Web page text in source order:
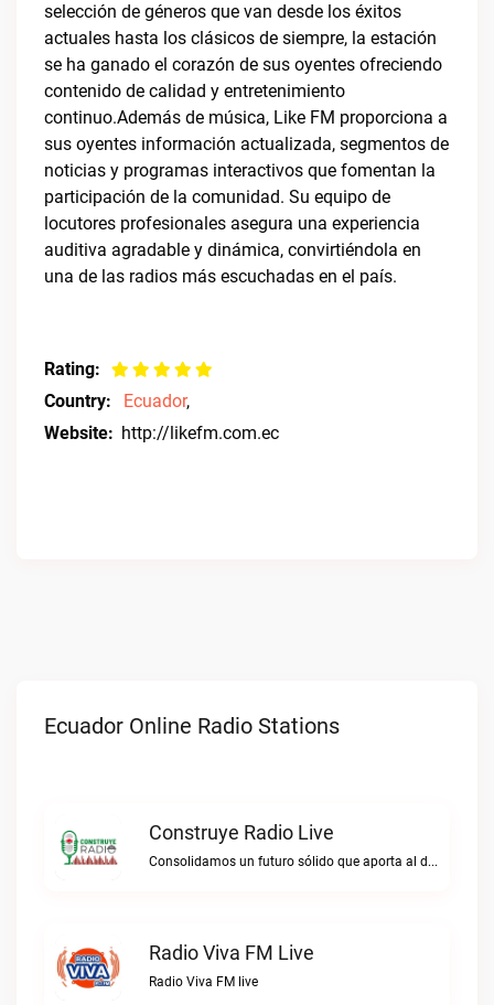
selección de géneros que van desde los éxitos
actuales hasta los clásicos de siempre, la estación
se ha ganado el corazón de sus oyentes ofreciendo
contenido de calidad y entretenimiento
continuo.Además de música, Like FM proporciona a
sus oyentes información actualizada, segmentos de
noticias y programas interactivos que fomentan la
participación de la comunidad. Su equipo de
locutores profesionales asegura una experiencia
auditiva agradable y dinámica, convirtiéndola en
una de las radios más escuchadas en el país.
Rating:
Country:
Ecuador,
Website: http://likefm.com.ec
Ecuador Online Radio Stations
Construye Radio Live
Consolidamos un futuro sólido que aporta al desarrollo.Construye Radio live
Radio Viva FM Live
Radio Viva FM live